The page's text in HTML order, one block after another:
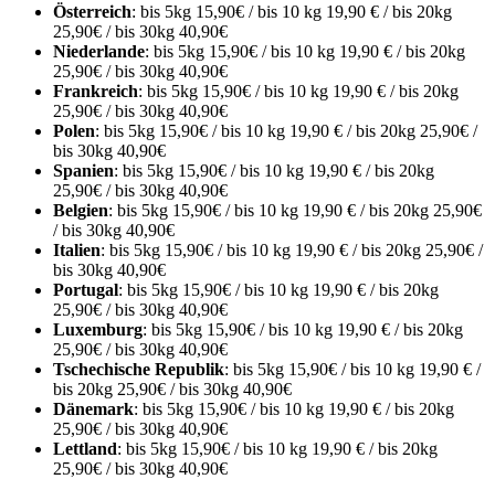
Österreich: bis 5kg 15,90€ / bis 10 kg 19,90 € / bis 20kg
25,90€ / bis 30kg 40,90€
Niederlande: bis 5kg 15,90€ / bis 10 kg 19,90 € / bis 20kg
25,90€ / bis 30kg 40,90€
Frankreich: bis 5kg 15,90€ / bis 10 kg 19,90 € / bis 20kg
25,90€ / bis 30kg 40,90€
Polen: bis 5kg 15,90€ / bis 10 kg 19,90 € / bis 20kg 25,90€ /
bis 30kg 40,90€
Spanien: bis 5kg 15,90€ / bis 10 kg 19,90 € / bis 20kg
25,90€ / bis 30kg 40,90€
Belgien: bis 5kg 15,90€ / bis 10 kg 19,90 € / bis 20kg 25,90€
/ bis 30kg 40,90€
Italien: bis 5kg 15,90€ / bis 10 kg 19,90 € / bis 20kg 25,90€ /
bis 30kg 40,90€
Portugal: bis 5kg 15,90€ / bis 10 kg 19,90 € / bis 20kg
25,90€ / bis 30kg 40,90€
Luxemburg: bis 5kg 15,90€ / bis 10 kg 19,90 € / bis 20kg
25,90€ / bis 30kg 40,90€
Tschechische Republik: bis 5kg 15,90€ / bis 10 kg 19,90 € /
bis 20kg 25,90€ / bis 30kg 40,90€
Dänemark: bis 5kg 15,90€ / bis 10 kg 19,90 € / bis 20kg
25,90€ / bis 30kg 40,90€
Lettland: bis 5kg 15,90€ / bis 10 kg 19,90 € / bis 20kg
25,90€ / bis 30kg 40,90€